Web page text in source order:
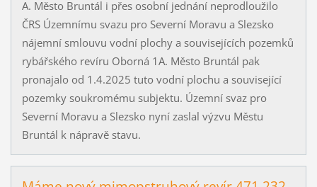
A. Město Bruntál i přes osobní jednání neprodloužilo
ČRS Územnímu svazu pro Severní Moravu a Slezsko
nájemní smlouvu vodní plochy a souvisejících pozemků
rybářského revíru Oborná 1A. Město Bruntál pak
pronajalo od 1.4.2025 tuto vodní plochu a související
pozemky soukromému subjektu. Územní svaz pro
Severní Moravu a Slezsko nyní zaslal výzvu Městu
Bruntál k nápravě stavu.